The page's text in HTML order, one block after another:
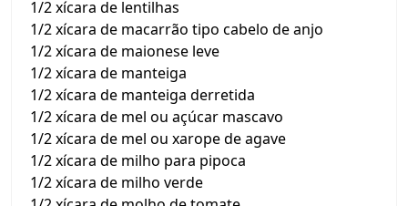
1/2 xícara de lentilhas
1/2 xícara de macarrão tipo cabelo de anjo
1/2 xícara de maionese leve
1/2 xícara de manteiga
1/2 xícara de manteiga derretida
1/2 xícara de mel ou açúcar mascavo
1/2 xícara de mel ou xarope de agave
1/2 xícara de milho para pipoca
1/2 xícara de milho verde